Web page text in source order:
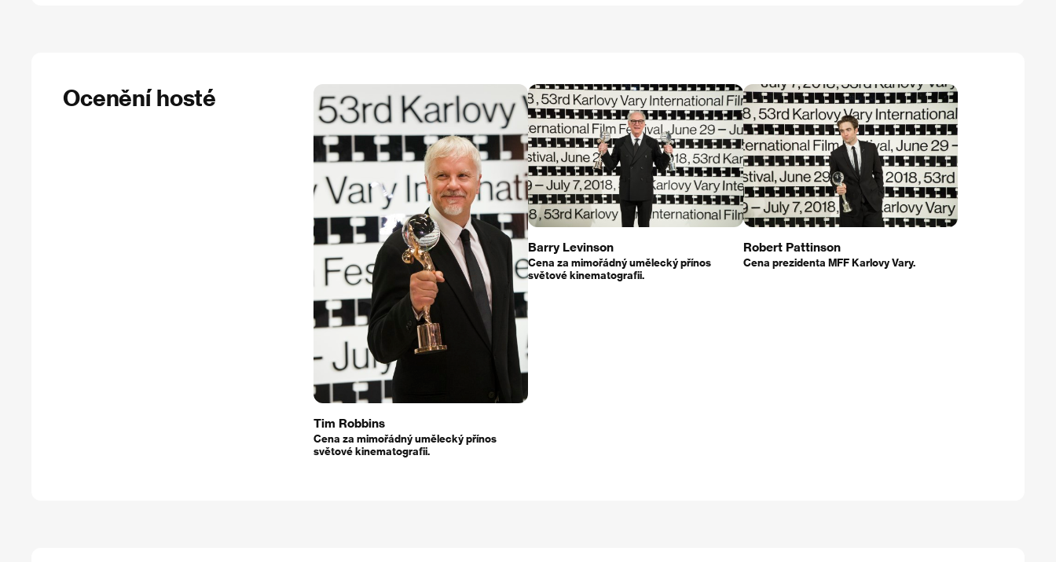
Ocenění hosté
Tim Robbins
Cena za mimořádný umělecký přínos
světové kinematografii.
Barry Levinson
Cena za mimořádný umělecký přínos
světové kinematografii.
Robert Pattinson
Cena prezidenta MFF Karlovy Vary.